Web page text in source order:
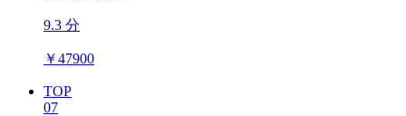
9.3 分
￥47900
TOP
07